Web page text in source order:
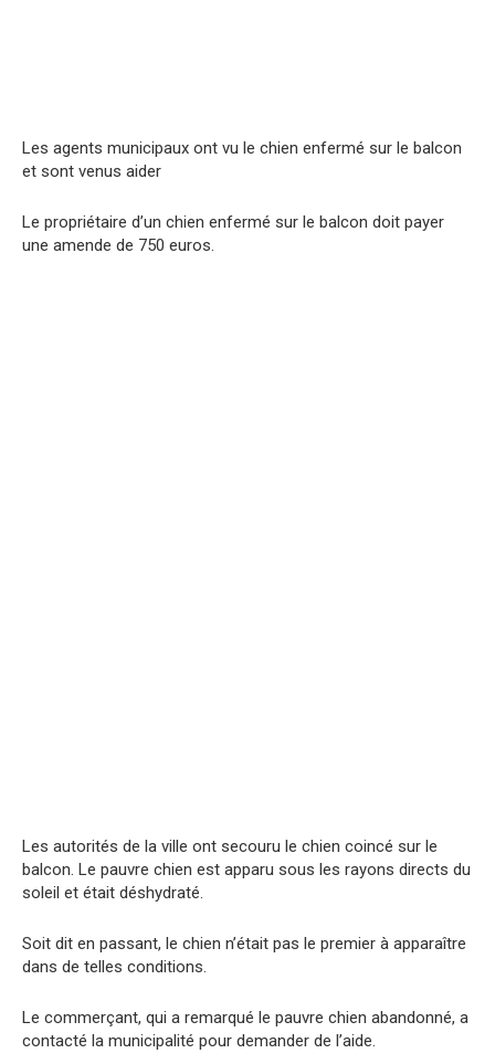
Les agents municipaux ont vu le chien enfermé sur le balcon
et sont venus aider
Le propriétaire d’un chien enfermé sur le balcon doit payer
une amende de 750 euros.
Les autorités de la ville ont secouru le chien coincé sur le
balcon. Le pauvre chien est apparu sous les rayons directs du
soleil et était déshydraté.
Soit dit en passant, le chien n’était pas le premier à apparaître
dans de telles conditions.
Le commerçant, qui a remarqué le pauvre chien abandonné, a
contacté la municipalité pour demander de l’aide.